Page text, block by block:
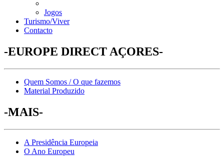
Jogos
Turismo/Viver
Contacto
-EUROPE DIRECT AÇORES-
Quem Somos / O que fazemos
Material Produzido
-MAIS-
A Presidência Europeia
O Ano Europeu